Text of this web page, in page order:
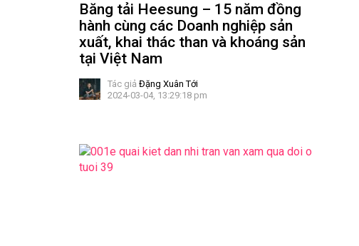
Băng tải Heesung – 15 năm đồng
hành cùng các Doanh nghiệp sản
xuất, khai thác than và khoáng sản
tại Việt Nam
Tác giả Đặng Xuân Tới
2024-03-04, 13:29:18 pm